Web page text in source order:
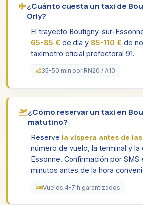
¿Cuánto cuesta un taxi de
Orly?
El trayecto Boutigny-sur-
65-85 € de día y 85-110 € de
taxímetro oficial prefectoral 91.
35-50 min por RN20 / A10
¿Cómo reservar un taxi en
matutino?
Reserve la víspera antes de
número de vuelo, la terminal y
Essonne. Confirmación por
minutos antes de la hora
Vuelos 4-7 h garantizados